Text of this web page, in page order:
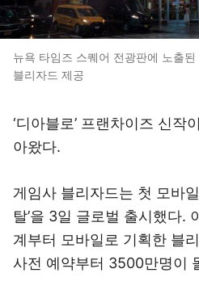
뉴욕 타임즈 스퀘어 전광판에 노출
블리자드 제공
‘디아블로’ 프랜차이즈 신작
아왔다.
게임사 블리자드는 첫 모바
탈’을 3일 글로벌 출시했다.
계부터 모바일로 기획한 블
사전 예약부터 3500만명이